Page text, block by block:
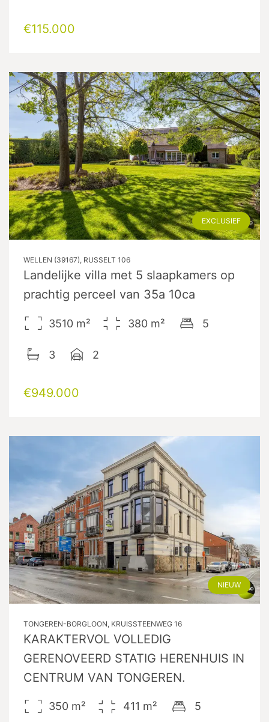
€115.000
EXCLUSIEF
WELLEN (39167), RUSSELT 106
Landelijke villa met 5 slaapkamers op
prachtig perceel van 35a 10ca
3510 m² 380 m² 5
3 2
€949.000
NIEUW
TONGEREN-BORGLOON, KRUISSTEENWEG 16
KARAKTERVOL VOLLEDIG
GERENOVEERD STATIG HERENHUIS IN
CENTRUM VAN TONGEREN.
350 m² 411 m² 5